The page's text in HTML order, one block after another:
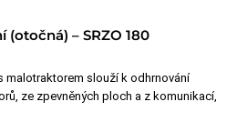
(otočná) – SRZO 180
malotraktorem slouží k odhrnování
ze zpevněných ploch a z komunikací,